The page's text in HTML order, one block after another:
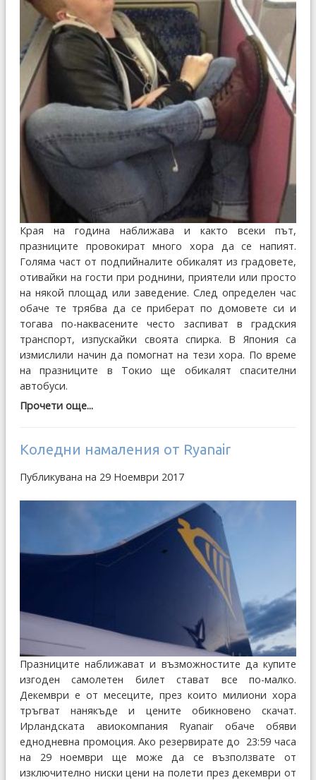
Края на година наближава и както всеки път,
празниците провокират много хора да се напият.
Голяма част от подпийналите обикалят из градовете,
отивайки на гости при роднини, приятели или просто
на някой площад или заведение. След определен час
обаче те трябва да се приберат по домовете си и
тогава по-наквасените често заспиват в градския
транспорт, изпускайки своята спирка. В Япония са
измислили начин да помогнат на тези хора. По време
на празниците в Токио ще обикалят спасителни
автобуси.
Прочети още...
Коледни намаления от Ryanair
Публикувана на 29 Ноември 2017
Празниците наближават и възможностите да купите
изгоден самолетен билет стават все по-малко.
Декември е от месеците, през които милиони хора
тръгват нанякъде и цените обикновено скачат.
Ирландската авиокомпания Ryanair обаче обяви
еднодневна промоция. Ако резервирате до 23:59 часа
на 29 ноември ще може да се възползвате от
изключително ниски цени на полети през декември от